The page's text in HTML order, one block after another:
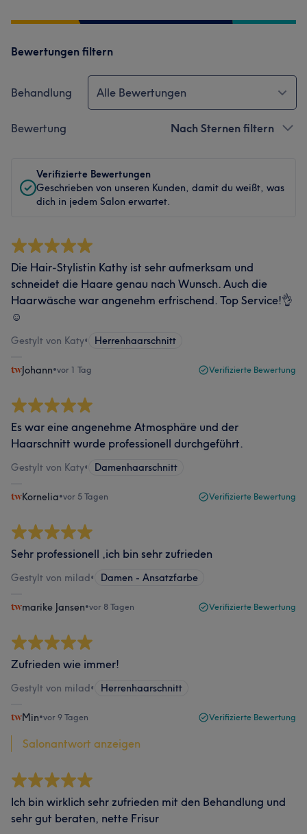
Bewertungen filtern
Behandlung Alle Bewertungen
Bewertung Nach Sternen filtern
Verifizierte Bewertungen
Geschrieben von unseren Kunden, damit du weißt, was
dich in jedem Salon erwartet.
Die Hair-Stylistin Kathy ist sehr aufmerksam und
schneidet die Haare genau nach Wunsch. Auch die
Haarwäsche war angenehm erfrischend. Top Service!👌
☺️
Gestylt von Katy• Herrenhaarschnitt
Johann•vor 1 Tag Verifizierte Bewertung
Es war eine angenehme Atmosphäre und der
Haarschnitt wurde professionell durchgeführt.
Gestylt von Katy• Damenhaarschnitt
Kornelia•vor 5 Tagen Verifizierte Bewertung
Sehr professionell ,ich bin sehr zufrieden
Gestylt von milad• Damen - Ansatzfarbe
marike Jansen•vor 8 Tagen Verifizierte Bewertung
Zufrieden wie immer!
Gestylt von milad• Herrenhaarschnitt
Min•vor 9 Tagen Verifizierte Bewertung
Salonantwort anzeigen
Ich bin wirklich sehr zufrieden mit den Behandlung und
sehr gut beraten, nette Frisur